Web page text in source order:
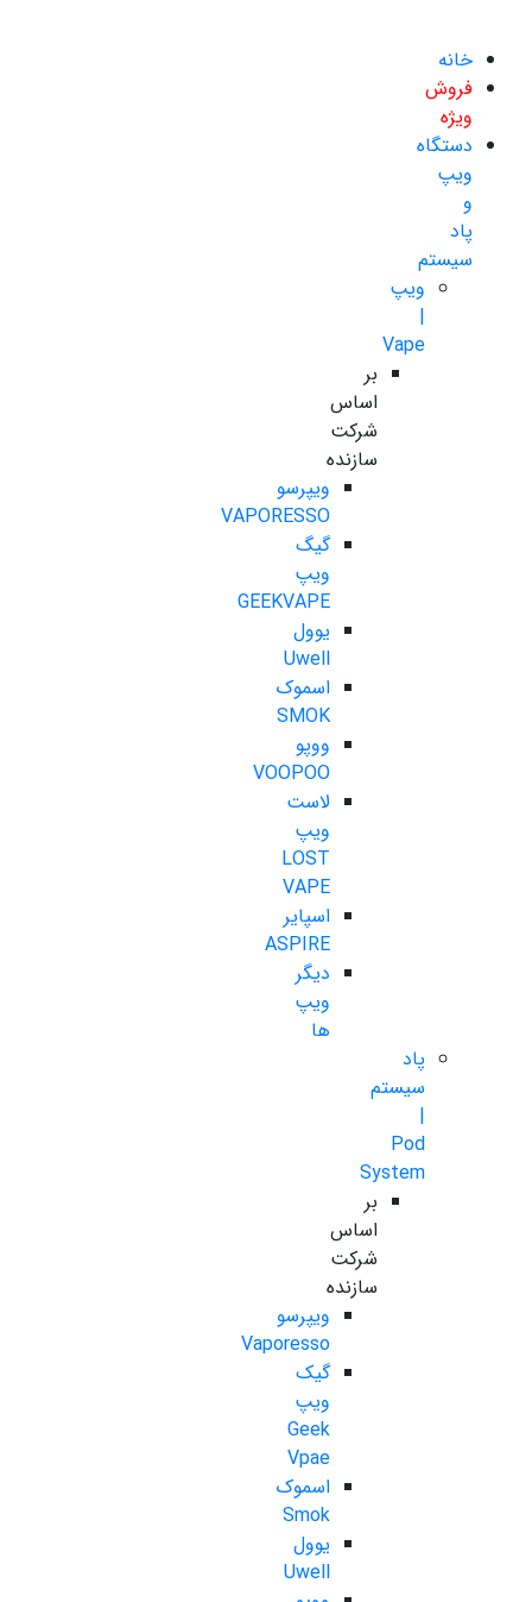
خانه
فروش
ویژه
دستگاه
ویپ
و
پاد
سیستم
ویپ
|
Vape
بر
اساس
شرکت
سازنده
ویپرسو
VAPORESSO
گیگ
ویپ
GEEKVAPE
یوول
Uwell
اسموک
SMOK
ووپو
VOOPOO
لاست
ویپ
LOST
VAPE
اسپایر
ASPIRE
دیگر
ویپ
ها
پاد
سیستم
|
Pod
System
بر
اساس
شرکت
سازنده
ویپرسو
Vaporesso
گیک
ویپ
Geek
Vpae
اسموک
Smok
یوول
Uwell